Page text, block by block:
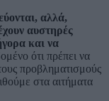
αλλά,
αυστηρές
και να
ότι πρέπει να
προβληματισμούς
στα αιτήματα